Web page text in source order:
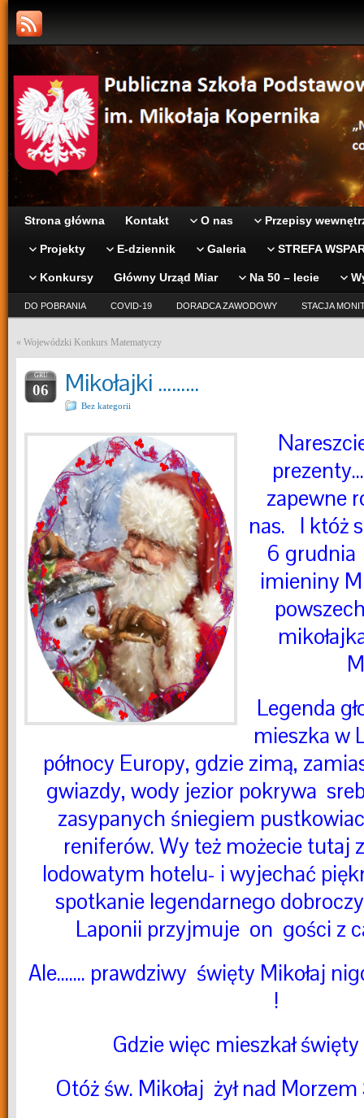
Strona główna Kontakt O nas Przepisy
Projekty E-dziennik Galeria STREFA
Konkursy Główny Urząd Miar Na 50 – lecie
DO POBRANIA COVID-19 DORADCA ZAWODOWY STACJA
« Wojewódzki Konkurs Matematyczy
GRU
06 Mikołajki ………
Bez kategorii
zapewne
nas. I któż
6
imieniny
Legenda
mieszka w
północy Europy, gdzie zimą,
gwiazdy, wody jezior pokrywa
zasypanych śniegiem
reniferów. Wy też możecie tutaj
lodowatym hotelu- i wyjechać
spotkanie legendarnego
Laponii przyjmuje on gości z
Ale……. prawdziwy święty Mikołaj
!
Gdzie więc mieszkał święty
Otóż św. Mikołaj żył nad